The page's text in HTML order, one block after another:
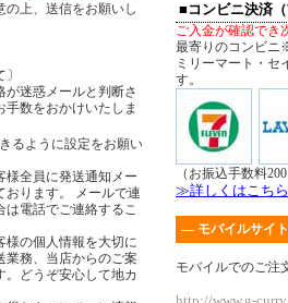
の上、送信をお願いし
が迷惑メールと判断さ
数をおかけいたしま
るように設定をお願い
様全員に発送通知メー
おります。 メールで連
は電話でご連絡するこ
様の個人情報を大切に
業務、当店からのご案
。どうぞ安心して地カ
■コンビニ決済
ご入金が確認でき
最寄りのコンビニ
ミリーマート・セ
す。
（お振込手数料
≫詳しくはこち
― モバイルサイ
モバイルでのご注